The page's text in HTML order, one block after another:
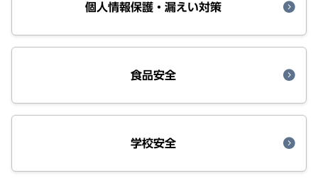
個人情報保護・漏えい対策
食品安全
学校安全